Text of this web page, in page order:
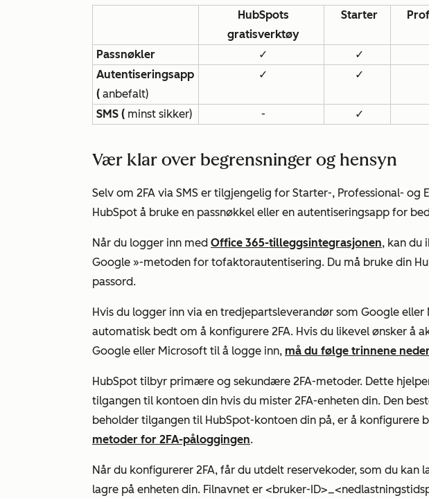
HubSpots
gratisverktøy
Starter
Passnøkler ✓ ✓
Autentiseringsapp
( anbefalt)
✓ ✓
SMS ( minst sikker) - ✓
Vær klar over begrensninger og hensyn
Selv om 2FA via SMS er tilgjengelig for Starter-, Professional- og
HubSpot å bruke en passnøkkel eller en autentiseringsapp for
Når du logger inn med Office 365-tilleggsintegrasjonen, kan du
Google »-metoden for tofaktorautentisering. Du må bruke din
passord.
Hvis du logger inn via en tredjepartsleverandør som Google
automatisk bedt om å konfigurere 2FA. Hvis du likevel ønsker å
Google eller Microsoft til å logge inn, må du følge trinnene
HubSpot tilbyr primære og sekundære 2FA-metoder. Dette
tilgangen til kontoen din hvis du mister 2FA-enheten din. Den
beholder tilgangen til HubSpot-kontoen din på, er å konfigurere
metoder for 2FA-påloggingen.
Når du konfigurerer 2FA, får du utdelt reservekoder, som du kan
lagre på enheten din. Filnavnet er <bruker-